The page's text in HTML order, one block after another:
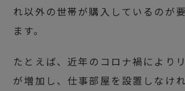
れ以外の世帯が購入しているのが
ます。
たとえば、近年のコロナ禍により
が増加し、仕事部屋を設置しなけ